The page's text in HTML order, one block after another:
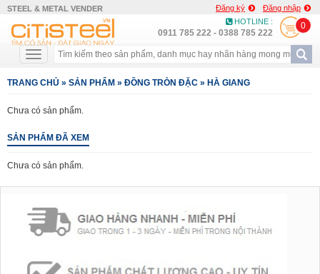
STEEL & METAL VENDER Đăng ký
Đăng nhập
HOTLINE :
0911 785 222 - 0388 785 222
0
TRANG CHỦ » SẢN PHẨM » ĐỒNG TRÒN ĐẶC » HÀ GIANG
Chưa có sản phẩm.
SẢN PHẨM ĐÃ XEM
Chưa có sản phẩm.